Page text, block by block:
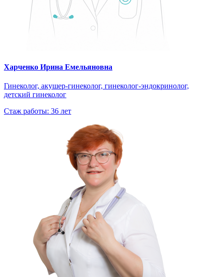
Харченко Ирина Емельяновна
Гинеколог, акушер-гинеколог, гинеколог-эндокринолог,
детский гинеколог
Стаж работы: 36 лет